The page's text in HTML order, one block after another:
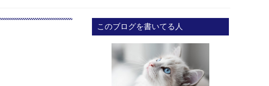
このブログを書いてる人